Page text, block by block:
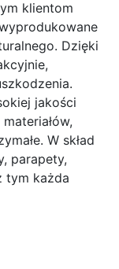
klientom
Dzięki
jakości
W skład
parapety,
tym każda